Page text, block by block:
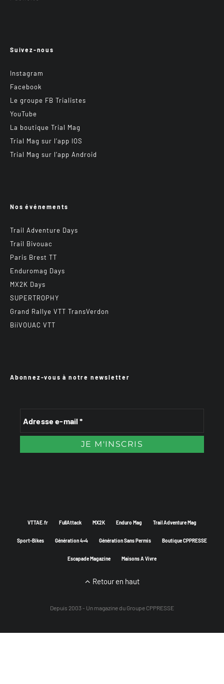
Suivez-nous
Instagram
Facebook
Le groupe FB Trialistes
YouTube
La boutique Trial Mag
Trial Mag sur l’app IOS
Trial Mag sur l’app Android
Nos événements
Trail Adventure Days
Trail Bivouac
Paris Brest TT
Enduromag Days
MX2K Days
SUPERTROPHY
Grand Rallye VTT TransVerdon
BiiVOUAC VTT
Abonnez-vous à notre newsletter
VTTAE.fr FullAttack MX2K Enduro Mag Trail Adventure Mag
Sport-Bikes Génération 4×4 Génération Sans Permis Boutique CPPRESSE
Escapade Magazine Maisons A Vivre
Retour en haut
Depuis 2003 - Un magazine du Groupe CPPRESSE